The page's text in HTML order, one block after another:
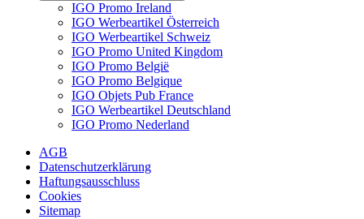
IGO Promo Ireland
IGO Werbeartikel Österreich
IGO Werbeartikel Schweiz
IGO Promo United Kingdom
IGO Promo België
IGO Promo Belgique
IGO Objets Pub France
IGO Werbeartikel Deutschland
IGO Promo Nederland
AGB
Datenschutzerklärung
Haftungsausschluss
Cookies
Sitemap